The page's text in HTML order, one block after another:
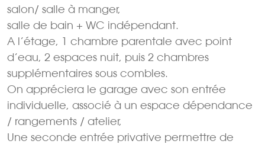
salon/ salle à manger,
salle de bain + WC indépendant.
A l’étage, 1 chambre parentale avec point
d’eau, 2 espaces nuit, puis 2 chambres
supplémentaires sous combles.
On appréciera le garage avec son entrée
individuelle, associé à un espace dépendance
/ rangements / atelier,
Une seconde entrée privative permettre de